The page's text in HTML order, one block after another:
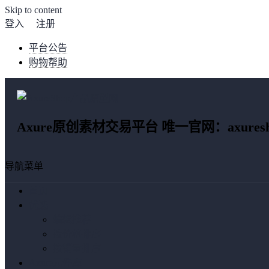
Skip to content
登入
注册
平台公告
购物帮助
Axure原创素材交易平台 唯一官网：
导航菜单